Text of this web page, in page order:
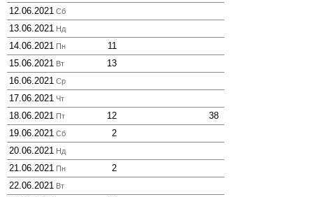
12.06.2021 Сб
13.06.2021 Нд
14.06.2021 Пн
11
15.06.2021 Вт
13
16.06.2021 Ср
17.06.2021 Чт
18.06.2021 Пт 12
38
19.06.2021 Сб
2
20.06.2021 Нд
21.06.2021 Пн
2
22.06.2021 Вт